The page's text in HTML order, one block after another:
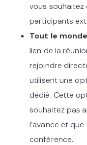
vous souhaitez
participants
Tout le
lien de la
rejoindre
utilisent une
dédié. Cette
souhaitez pas
l’avance et
conférence.